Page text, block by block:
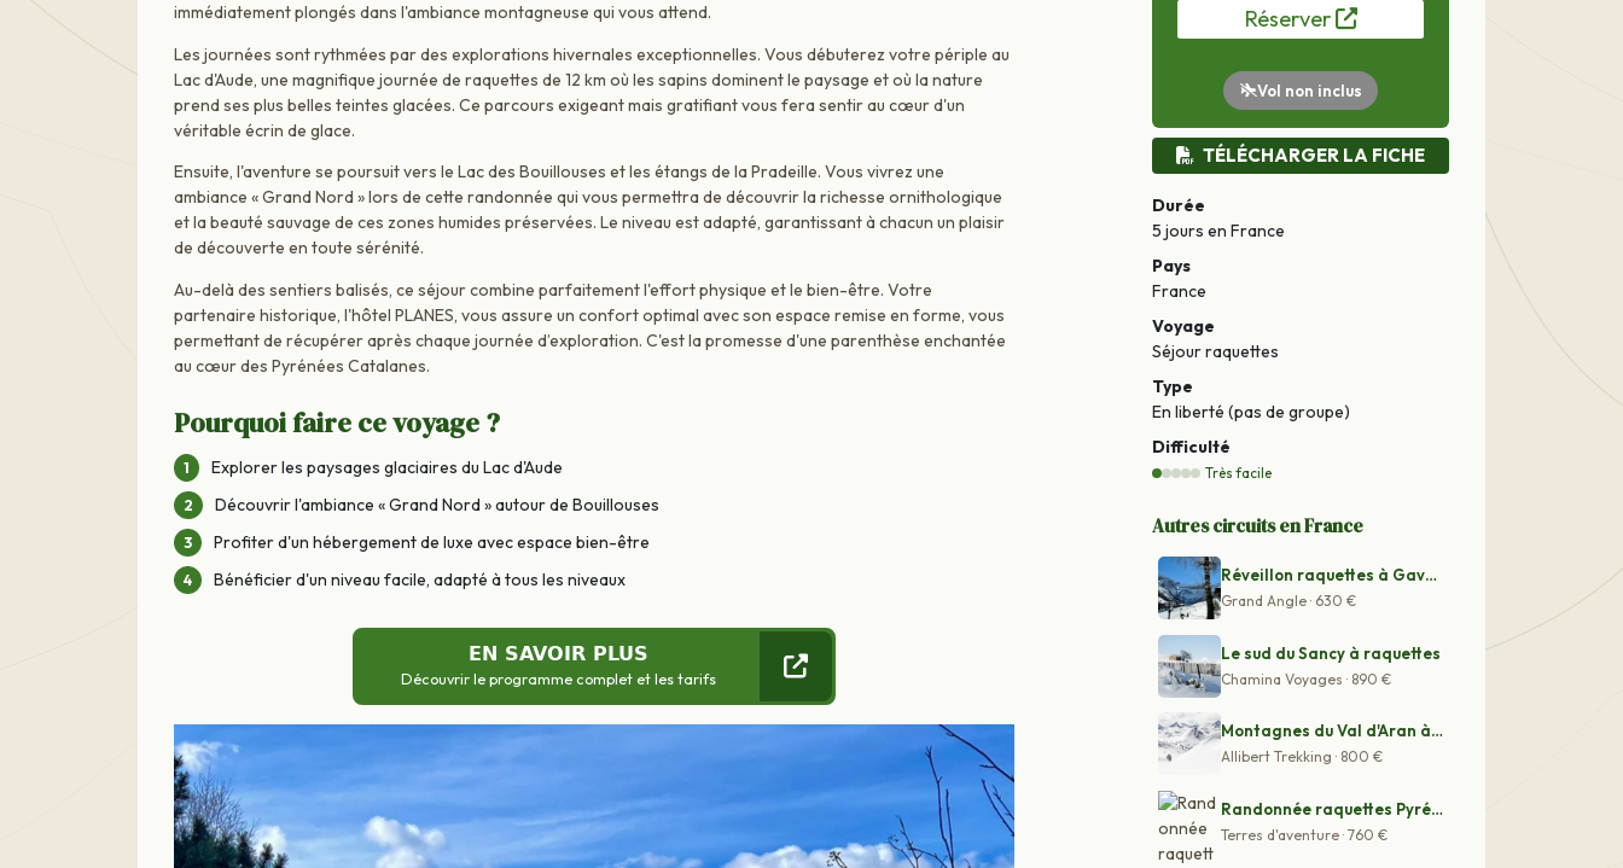
immédiatement plongés dans l'ambiance montagneuse qui vous attend.
Les journées sont rythmées par des explorations hivernales exceptionnelles. Vous débuterez votre périple au
Lac d'Aude, une magnifique journée de raquettes de 12 km où les sapins dominent le paysage et où la nature
prend ses plus belles teintes glacées. Ce parcours exigeant mais gratifiant vous fera sentir au cœur d'un
véritable écrin de glace.
Ensuite, l'aventure se poursuit vers le Lac des Bouillouses et les étangs de la Pradeille. Vous vivrez une
ambiance « Grand Nord » lors de cette randonnée qui vous permettra de découvrir la richesse ornithologique
et la beauté sauvage de ces zones humides préservées. Le niveau est adapté, garantissant à chacun un plaisir
de découverte en toute sérénité.
Au-delà des sentiers balisés, ce séjour combine parfaitement l'effort physique et le bien-être. Votre
partenaire historique, l'hôtel PLANES, vous assure un confort optimal avec son espace remise en forme, vous
permettant de récupérer après chaque journée d’exploration. C'est la promesse d'une parenthèse enchantée
au cœur des Pyrénées Catalanes.
Pourquoi faire ce voyage ?
Explorer les paysages glaciaires du Lac d'Aude
Découvrir l'ambiance « Grand Nord » autour de Bouillouses
Profiter d'un hébergement de luxe avec espace bien-être
Bénéficier d'un niveau facile, adapté à tous les niveaux
EN SAVOIR PLUS
Découvrir le programme complet et les tarifs
Réserver
Vol non inclus
TÉLÉCHARGER LA FICHE
Durée
5 jours en France
Pays
France
Voyage
Séjour raquettes
Type
En liberté (pas de groupe)
Difficulté
Très facile
Autres circuits en France
Réveillon raquettes à Gavarnie - Pyrénées
Grand Angle · 630 €
Le sud du Sancy à raquettes
Chamina Voyages · 890 €
Montagnes du Val d'Aran à raquettes
Allibert Trekking · 800 €
Randonnée raquettes Pyrénées - Randonnée Cerdagne
Terres d'aventure · 760 €